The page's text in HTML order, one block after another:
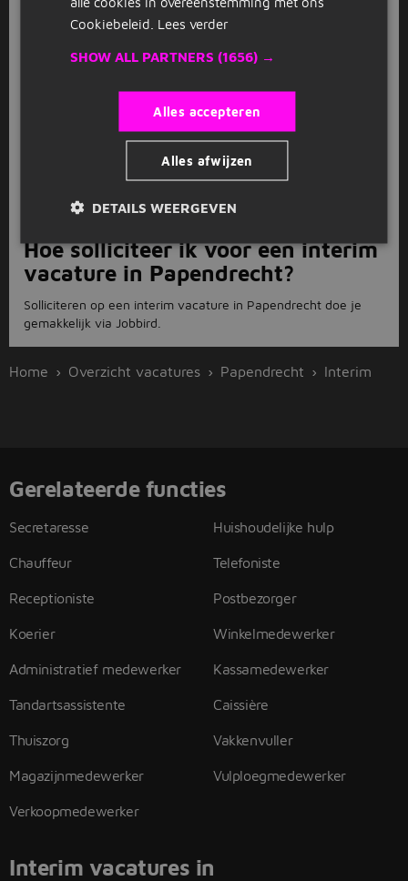
recent gesloten vacatures
Hoeveel interim vacatures zijn er
in Papendrecht?
open. Solliciteer direct via Jobbird!
Hoe solliciteer ik voor een interim
vacature in Papendrecht?
Solliciteren op een interim vacature in Papendrecht doe je
gemakkelijk via Jobbird.
Home Overzicht vacatures Papendrecht Interim
Gerelateerde functies
Secretaresse
Chauffeur
Receptioniste
Koerier
Administratief medewerker
Tandartsassistente
Thuiszorg
Magazijnmedewerker
Verkoopmedewerker
Huishoudelijke hulp
Telefoniste
Postbezorger
Winkelmedewerker
Kassamedewerker
Caissière
Vakkenvuller
Vulploegmedewerker
Interim vacatures in
Cookiebeleid. Lees verder
SHOW ALL PARTNERS (1656) →
Alles accepteren
Alles afwijzen
DETAILS WEERGEVEN